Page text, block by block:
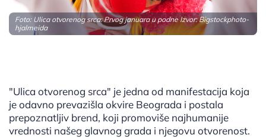
Foto: Ulica otvorenog srca: Prvog januara u podne Izvor:Bigstockphoto-
hjalmeida
"Ulica otvorenog srca" je jedna od manifestacija koja
je odavno prevazišla okvire Beograda i postala
prepoznatljiv brend, koji promoviše najhumanije
vrednosti našeg glavnog grada i njegovu otvorenost.